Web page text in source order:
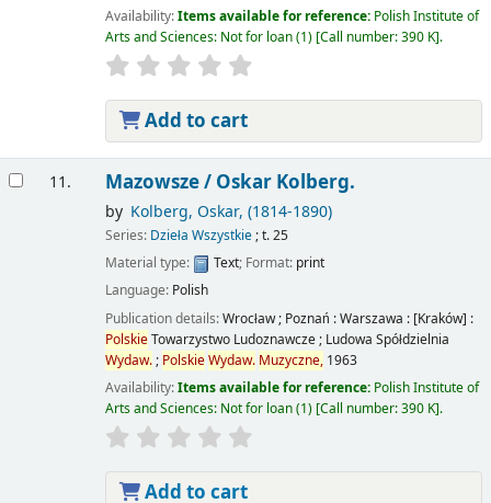
Availability:Items available for reference: Polish Institute of
Arts and Sciences: Not for loan(1) Call number:390 K .
Add to cart
11. Mazowsze / Oskar Kolberg.
by Kolberg, Oskar, (1814-1890)
Series: Dzieła Wszystkie; t. 25
Material type:
Text; Format: print
Language: Polish
Publication details:Wrocław ; Poznań : Warszawa : [Kraków] :
PolskieTowarzystwo Ludoznawcze ; Ludowa Spółdzielnia
Wydaw.; PolskieWydaw. Muzyczne, 1963
Availability:Items available for reference: Polish Institute of
Arts and Sciences: Not for loan(1) Call number:390 K .
Add to cart